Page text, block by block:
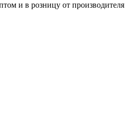
и в розницу от производителя